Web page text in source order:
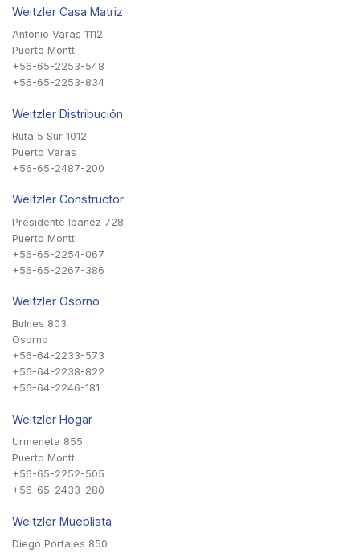
Weitzler Casa Matriz
Antonio Varas 1112
Puerto Montt
+56-65-2253-548
+56-65-2253-834
Weitzler Distribución
Ruta 5 Sur 1012
Puerto Varas
+56-65-2487-200
Weitzler Constructor
Presidente Ibañez 728
Puerto Montt
+56-65-2254-067
+56-65-2267-386
Weitzler Osorno
Bulnes 803
Osorno
+56-64-2233-573
+56-64-2238-822
+56-64-2246-181
Weitzler Hogar
Urmeneta 855
Puerto Montt
+56-65-2252-505
+56-65-2433-280
Weitzler Mueblista
Diego Portales 850